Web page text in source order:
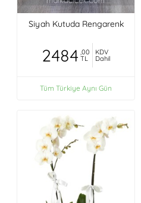
Siyah Kutuda Rengarenk
2484 ,00
TL
KDV
Dahil
Tüm Türkiye Aynı Gün